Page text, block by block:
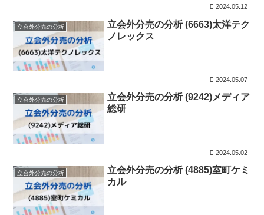
2024.05.12
立会外分売の分析
立会外分売の分析 (6663)太洋テク
ノレックス
2024.05.07
立会外分売の分析
立会外分売の分析 (9242)メディア
総研
2024.05.02
立会外分売の分析
立会外分売の分析 (4885)室町ケミ
カル